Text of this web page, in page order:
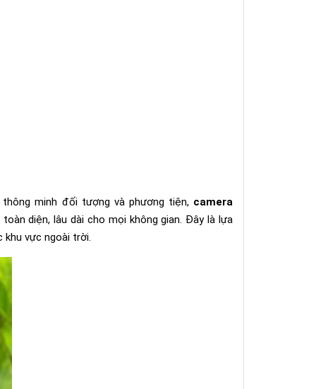
minh đối tượng và phương tiện, camera
diện, lâu dài cho mọi không gian. Đây là lựa
khu vực ngoài trời.